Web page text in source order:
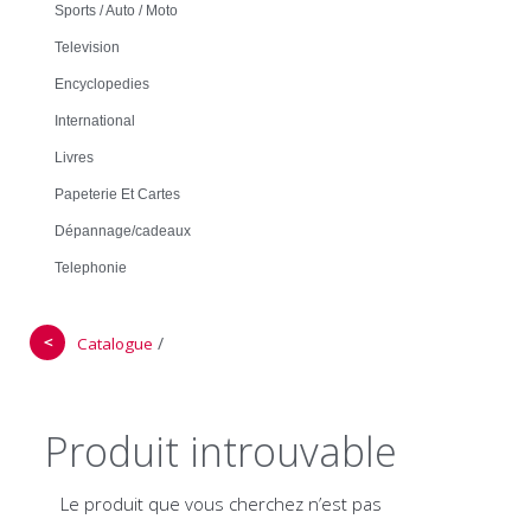
Sports / Auto / Moto
Television
Encyclopedies
International
Livres
Papeterie Et Cartes
Dépannage/cadeaux
Telephonie
＜ Catalogue /
Produit introuvable
Le produit que vous cherchez n’est pas